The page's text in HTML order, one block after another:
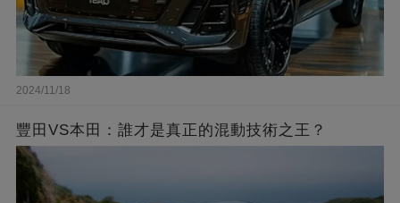
2024/11/18
豐田VS本田：誰才是真正的混動技術之王？